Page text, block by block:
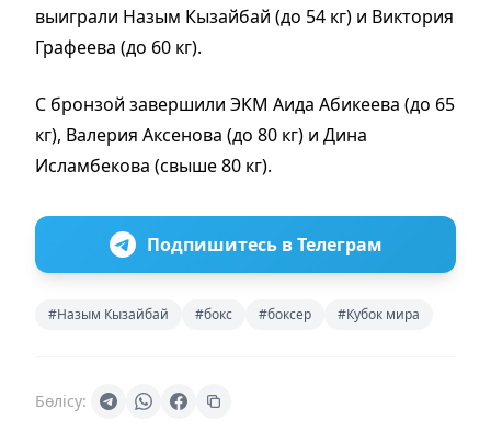
выиграли Назым Кызайбай (до 54 кг) и Виктория
Графеева (до 60 кг).
С бронзой завершили ЭКМ Аида Абикеева (до 65
кг), Валерия Аксенова (до 80 кг) и Дина
Исламбекова (свыше 80 кг).
Подпишитесь в Телеграм
#Назым Кызайбай #бокс #боксер #Кубок мира
Бөлісу: